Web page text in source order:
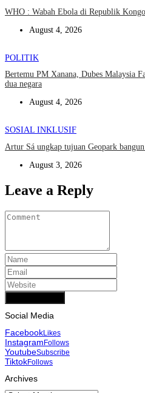
WHO : Wabah Ebola di Republik
August 4, 2026
POLITIK
Bertemu PM Xanana, Dubes Malaysia
dua negara
August 4, 2026
SOSIAL INKLUSIF
Artur Sá ungkap tujuan Geopark
August 3, 2026
Leave a Reply
Social Media
FacebookLikes
InstagramFollows
YoutubeSubscribe
TiktokFollows
Archives